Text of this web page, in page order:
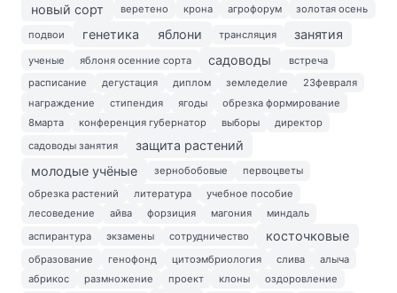
новый сорт веретено крона агрофорум золотая осень
подвои генетика яблони трансляция занятия
ученые яблоня осенние сорта садоводы
встреча
расписание
дегустация диплом земледелие
23февраля
награждение
стипендия ягоды
обрезка формирование
8марта
конференция губернатор выборы
директор
садоводы занятия
защита растений
молодые учёные
зернобобовые
первоцветы
обрезка растений
литература
учебное пособие
лесоведение
айва форзиция магония
миндаль
аспирантура
экзамены сотрудничество косточковые
образование генофонд цитоэмбриология слива
алыча
абрикос
размножение проект клоны
оздоровление